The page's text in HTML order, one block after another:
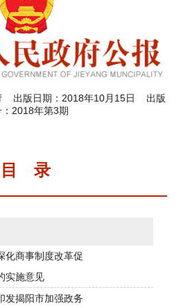
出版日期：2018年10月15日 出版
：2018年第3期
目 录
化商事制度改革促
实施意见
发揭阳市加强政务